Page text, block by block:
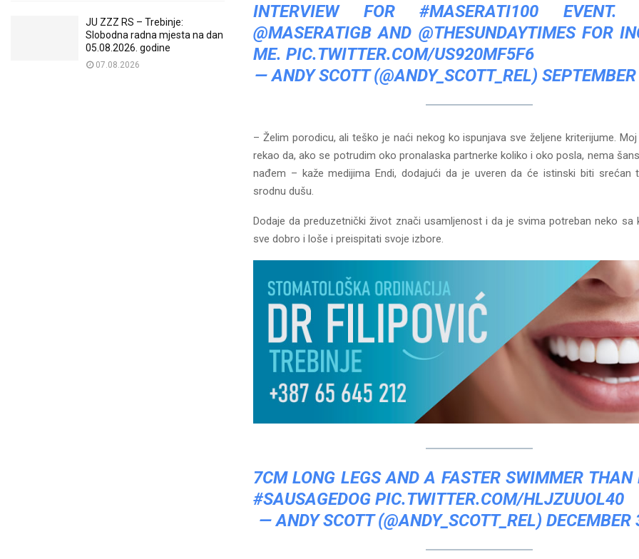
INTERVIEW FOR #MASERATI100 EVENT.
@MASERATIGB AND @THESUNDAYTIMESFOR
ME. PIC.TWITTER.COM/US920MF5F6
— ANDY SCOTT (@ANDY_SCOTT_REL)
– Želim porodicu, ali teško je naći nekog ko ispunjava sve željene kriterijume.
rekao da, ako se potrudim oko pronalaska partnerke koliko i oko posla, nema
nađem – kaže medijima Endi, dodajući da je uveren da će istinski biti srećan
srodnu dušu.
Dodaje da preduzetnički život znači usamljenost i da je svima potreban neko sa
sve dobro i loše i preispitati svoje izbore.
7CM LONG LEGS AND A FASTER SWIMMER
#SAUSAGEDOG PIC.TWITTER.COM/HLJZUUOL40
— ANDY SCOTT (@ANDY_SCOTT_REL)
JU ZZZ RS – Trebinje:
Slobodna radna mjesta na dan
05.08.2026. godine
07.08.2026